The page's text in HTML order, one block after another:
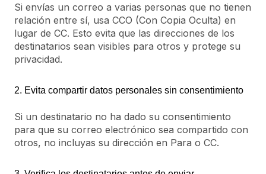
Si envías un correo a varias personas que no tienen
relación entre sí, usa CCO (Con Copia Oculta) en
lugar de CC. Esto evita que las direcciones de los
destinatarios sean visibles para otros y protege su
privacidad.
2. Evita compartir datos personales sin consentimiento
Si un destinatario no ha dado su consentimiento
para que su correo electrónico sea compartido con
otros, no incluyas su dirección en Para o CC.